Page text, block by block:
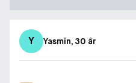
Y Yasmin, 30 år